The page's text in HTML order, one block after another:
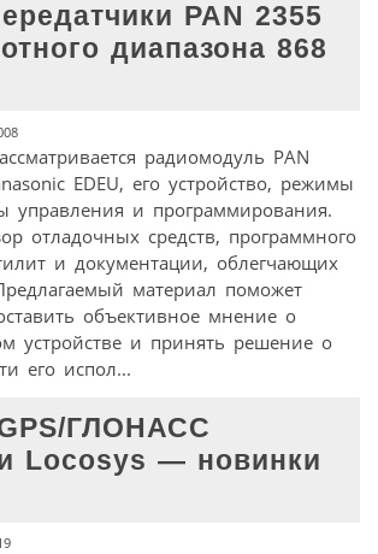
PAN 2355
диапазона 868
радиомодуль PAN
EDEU, его устройство, режимы
управления и программирования.
отладочных средств, программного
и документации, облегчающих
материал поможет
объективное мнение о
устройстве и принять решение о
его испол...
ГЛОНАСС
Locosys — новинки